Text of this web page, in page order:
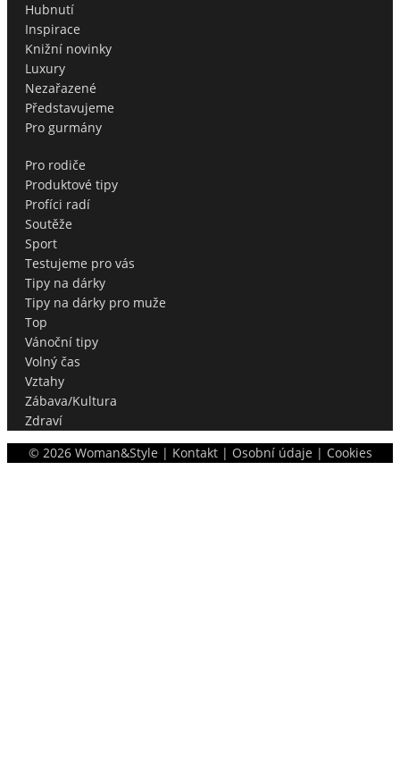
Hubnutí
Inspirace
Knižní novinky
Luxury
Nezařazené
Představujeme
Pro gurmány
Pro rodiče
Produktové tipy
Profíci radí
Soutěže
Sport
Testujeme pro vás
Tipy na dárky
Tipy na dárky pro muže
Top
Vánoční tipy
Volný čas
Vztahy
Zábava/Kultura
Zdraví
© 2026Woman&Style | Kontakt| Osobní údaje | Cookies